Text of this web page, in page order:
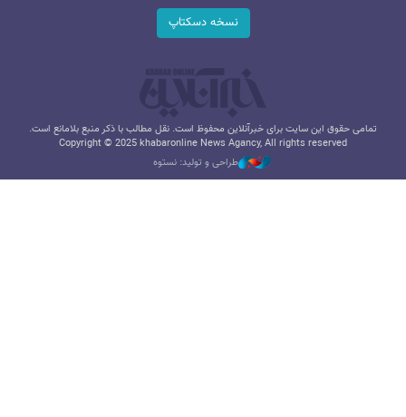
نسخه دسکتاپ
تمامی حقوق این سایت برای خبرآنلاین محفوظ است. نقل مطالب با ذکر منبع بلامانع است.
Copyright © 2025 khabaronline News Agancy, All rights reserved
طراحی و تولید: نستوه